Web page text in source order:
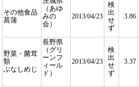
その他食品
菖蒲
（あゆ
みの
会）
2013/04/23
検
出
せ
ず
3.86
野菜・菌茸
類
ぶなしめじ
長野県
（グリ
ーンフ
ィール
ド）
2013/04/23
検
出
せ
ず
3.37